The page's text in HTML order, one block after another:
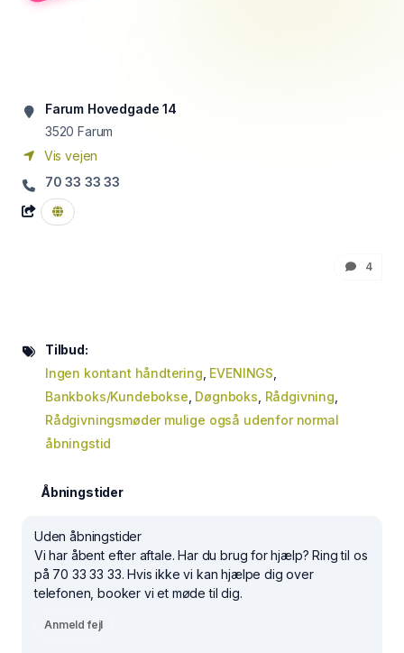
Farum Hovedgade 14
3520 Farum
Vis vejen
70 33 33 33
4
Tilbud:
Ingen kontant håndtering EVENINGS
Bankboks/Kundebokse Døgnboks Rådgivning
Rådgivningsmøder mulige også udenfor normal
åbningstid
Åbningstider
Uden åbningstider
Vi har åbent efter aftale. Har du brug for hjælp? Ring til os
på 70 33 33 33. Hvis ikke vi kan hjælpe dig over
telefonen, booker vi et møde til dig.
Anmeld fejl